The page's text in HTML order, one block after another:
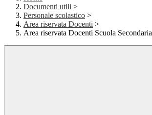
Documenti utili >
Personale scolastico >
Area riservata Docenti >
Area riservata Docenti Scuola Secondaria